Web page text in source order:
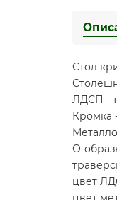
Стол
ЛДСП -
Кромка
О-
цвет